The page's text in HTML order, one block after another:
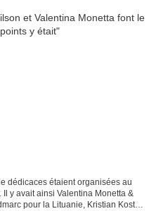
dédicaces étaient organisées au
y avait ainsi Valentina Monetta &
pour la Lituanie, Kristian Kostov